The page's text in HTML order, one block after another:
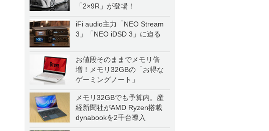
「2×9R」が登場！
iFi audio主力「NEO Stream
3」「NEO iDSD 3」に迫る
お値段そのままでメモリ倍
増！メモリ32GBの「お得な
ゲーミングノート」
メモリ32GBでも予算内。産
経新聞社がAMD Ryzen搭載
dynabookを2千台導入